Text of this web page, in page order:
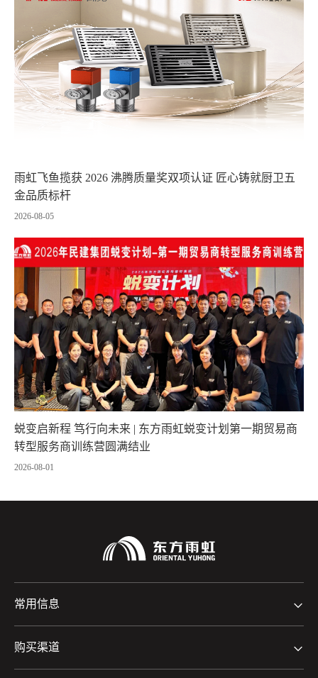
雨虹飞鱼揽获 2026 沸腾质量奖双项认证 匠心铸就厨卫五
金品质标杆
2026-08-05
蜕变启新程 笃行向未来 | 东方雨虹蜕变计划第一期贸易商
转型服务商训练营圆满结业
2026-08-01
常用信息
购买渠道